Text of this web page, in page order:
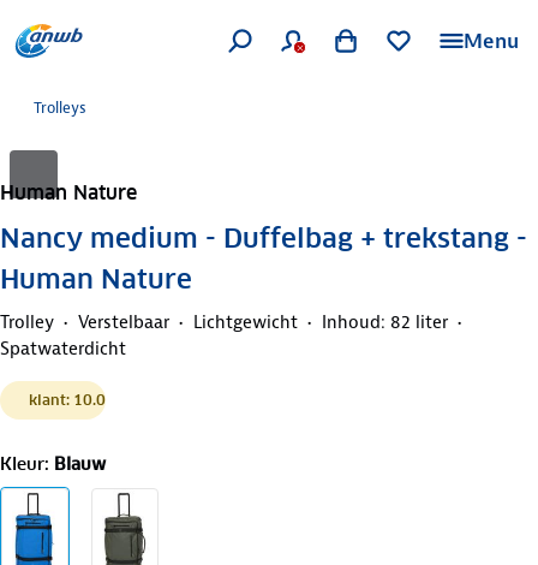
Menu
Trolleys
Human Nature
Nancy medium - Duffelbag + trekstang -
Human Nature
Trolley Verstelbaar Lichtgewicht
Inhoud: 82 liter
Spatwaterdicht
klant: 10.0
Kleur: Blauw